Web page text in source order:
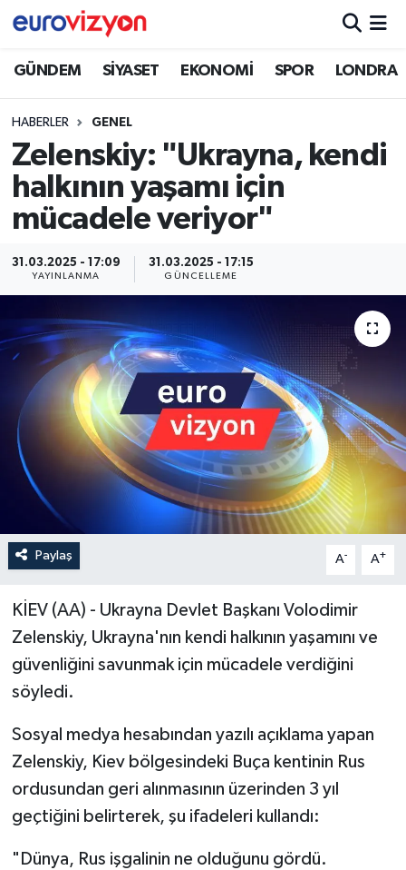
GÜNDEM SİYASET EKONOMİ SPOR LONDRA
HABERLER GENEL
Zelenskiy: "Ukrayna, kendi
halkının yaşamı için
mücadele veriyor"
31.03.2025 - 17:09
YAYINLANMA
31.03.2025 - 17:15
GÜNCELLEME
Paylaş A- A+
KİEV (AA) - Ukrayna Devlet Başkanı Volodimir
Zelenskiy, Ukrayna'nın kendi halkının yaşamını ve
güvenliğini savunmak için mücadele verdiğini
söyledi.
Sosyal medya hesabından yazılı açıklama yapan
Zelenskiy, Kiev bölgesindeki Buça kentinin Rus
ordusundan geri alınmasının üzerinden 3 yıl
geçtiğini belirterek, şu ifadeleri kullandı:
"Dünya, Rus işgalinin ne olduğunu gördü.